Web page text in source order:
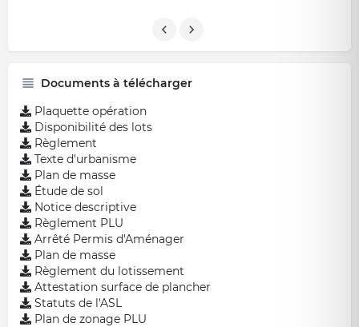
Documents à télécharger
Plaquette opération
Disponibilité des lots
Règlement
Texte d'urbanisme
Plan de masse
Étude de sol
Notice descriptive
Règlement PLU
Arrêté Permis d'Aménager
Plan de masse
Règlement du lotissement
Attestation surface de plancher
Statuts de l'ASL
Plan de zonage PLU